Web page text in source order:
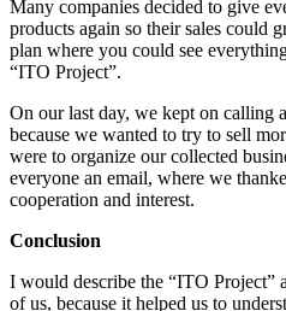
Many companies decided to give
products again so their sales could
plan where you could see
“ITO Project”.
On our last day, we kept on calling
because we wanted to try to sell
were to organize our collected
everyone an email, where we
cooperation and interest.
Conclusion
I would describe the “ITO Project”
of us, because it helped us to